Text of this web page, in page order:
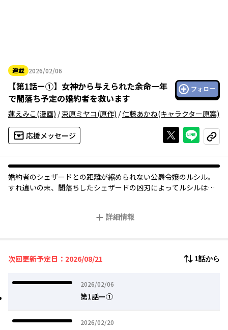
連載 2026/02/06
2026年02月06日
【第1話ー①】 女神から与えられた余命一年
で闇落ち予定の婚約者を救います
フォロー
蓮えみこ(漫画) /束原ミヤコ(原作) /仁藤あかね(キャラクター原案)
応援メッセージ Xで投稿する
ライン
コピー
婚約者のシェザードとの距離が縮められない公爵令嬢のルシル。
すれ違いの末、闇落ちしたシェザードの凶刃によってルシルは倒
愛する婚約者の心を救うため、ルシルのかけがえのない一年が始
詳細情報
次回更新予定日：2026/08/21 1話から
2026/02/06
2026年02月06日
第1話ー①
2026/02/20
2026年02月20日